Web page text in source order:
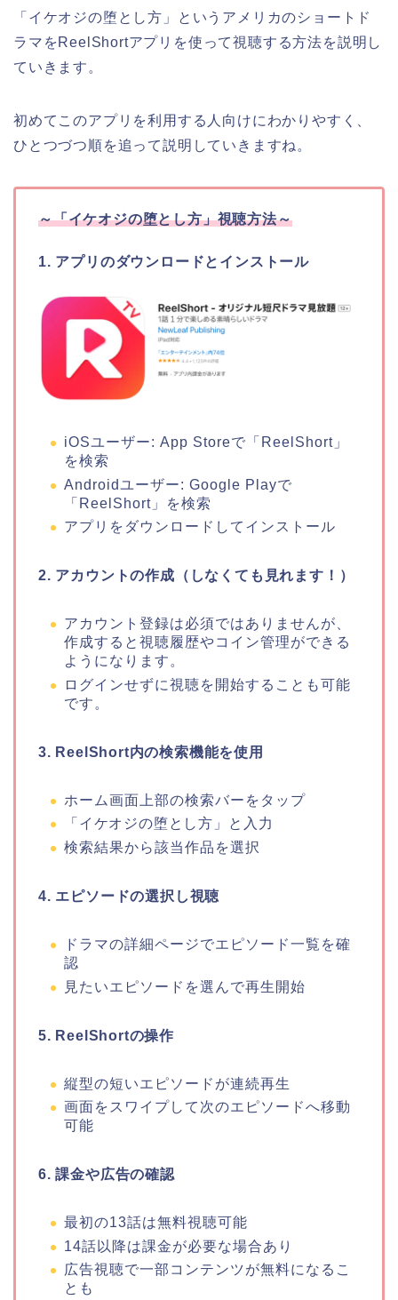
「イケオジの堕とし方」というアメリカのショートド
ラマ をReelShortアプリを使って視聴する方法を説明し
ていきます。
初めてこのアプリを利用する人向けにわかりやすく、
ひとつづつ順を追って説明していきますね。
～「イケオジの堕とし方」視聴方法～
1. アプリのダウンロードとインストール
iOSユーザー: App Storeで「ReelShort」
を検索
Androidユーザー: Google Playで
「ReelShort」を検索
アプリをダウンロードしてインストール
2. アカウントの作成（しなくても見れます！）
アカウント登録は必須ではありませんが、
作成すると視聴履歴やコイン管理ができる
ようになります。
ログインせずに視聴を開始することも可能
です。
3. ReelShort内の検索機能を使用
ホーム画面上部の検索バーをタップ
「イケオジの堕とし方 」
と入力
検索結果から該当作品を選択
4. エピソードの選択し視聴
ドラマの詳細ページでエピソード一覧を確
認
見たいエピソードを選んで再生開始
5. ReelShortの操作
縦型の短いエピソードが連続再生
画面をスワイプして次のエピソードへ移動
可能
6. 課金や広告の確認
最初の13話は無料視聴可能
14話以降は課金が必要な場合あり
広告視聴で一部コンテンツが無料になるこ
とも